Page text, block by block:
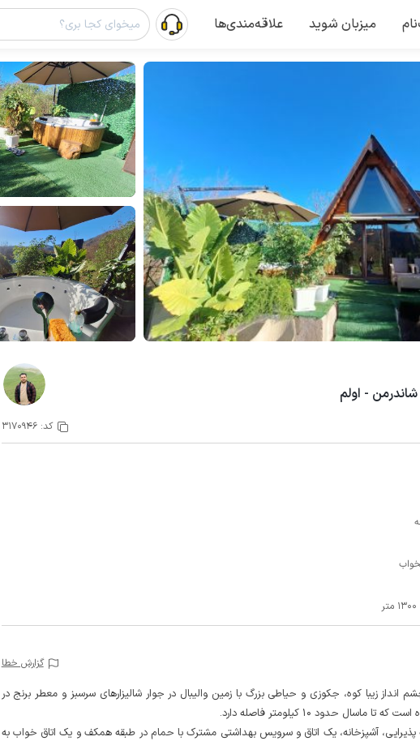
میزبان شوید علاقه‌مندی‌ها
- اولم
کد:3170946
گزارش خطا
زیبا کوه، جکوزی و حیاطی بزرگ با زمین والیبال در جوار شالیزارهای سرسبز و معطر برنج در
حدود 10 کیلومتر فاصله دارد.
آشپزخانه، یک اتاق و سرویس بهداشتی مشترک با حمام در طبقه همکف و یک اتاق خواب به